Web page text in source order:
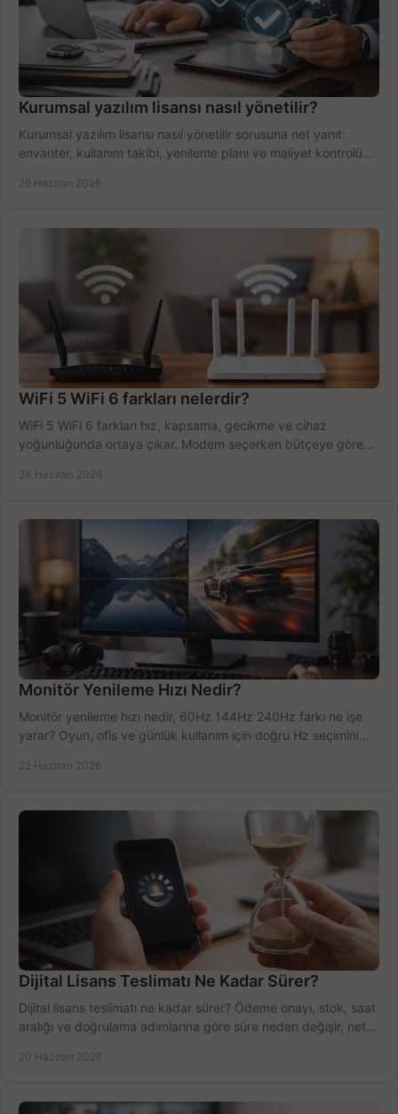
Kurumsal yazılım lisansı nasıl yönetilir?
Kurumsal yazılım lisansı nasıl yönetilir sorusuna net yanıt:
envanter, kullanım takibi, yenileme planı ve maliyet kontrolü
26 Haziran 2026
WiFi 5 WiFi 6 farkları nelerdir?
WiFi 5 WiFi 6 farkları hız, kapsama, gecikme ve cihaz
yoğunluğunda ortaya çıkar. Modem seçerken bütçeye göre
24 Haziran 2026
Monitör Yenileme Hızı Nedir?
Monitör yenileme hızı nedir, 60Hz 144Hz 240Hz farkı ne işe
yarar? Oyun, ofis ve günlük kullanım için doğru Hz seçimini
22 Haziran 2026
Dijital Lisans Teslimatı Ne Kadar Sürer?
Dijital lisans teslimatı ne kadar sürer? Ödeme onayı, stok, saat
aralığı ve doğrulama adımlarına göre süre neden değişir, net
20 Haziran 2026